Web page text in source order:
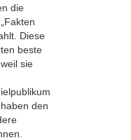
die
Diese
beste
sie
den